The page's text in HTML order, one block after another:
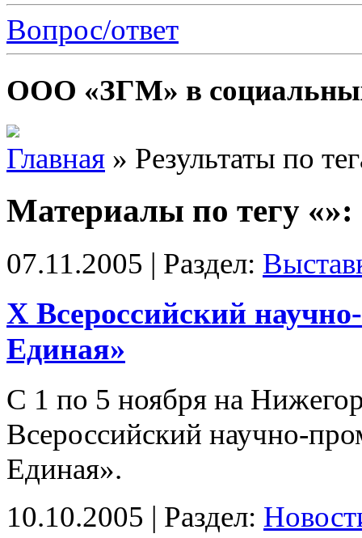
Вопрос/ответ
ООО «ЗГМ» в
Главная » Результаты по
Материалы по тегу «»:
07.11.2005 | Раздел:
X Всероссийский
Единая»
С 1 по 5 ноября на
Всероссийский научно-
Единая».
10.10.2005 | Раздел: